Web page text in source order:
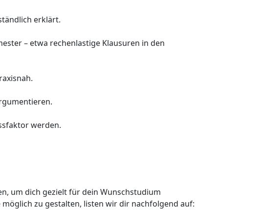
erklärt.
– etwa rechenlastige Klausuren in den
werden.
um dich gezielt für dein Wunschstudium
zu gestalten, listen wir dir nachfolgend auf: